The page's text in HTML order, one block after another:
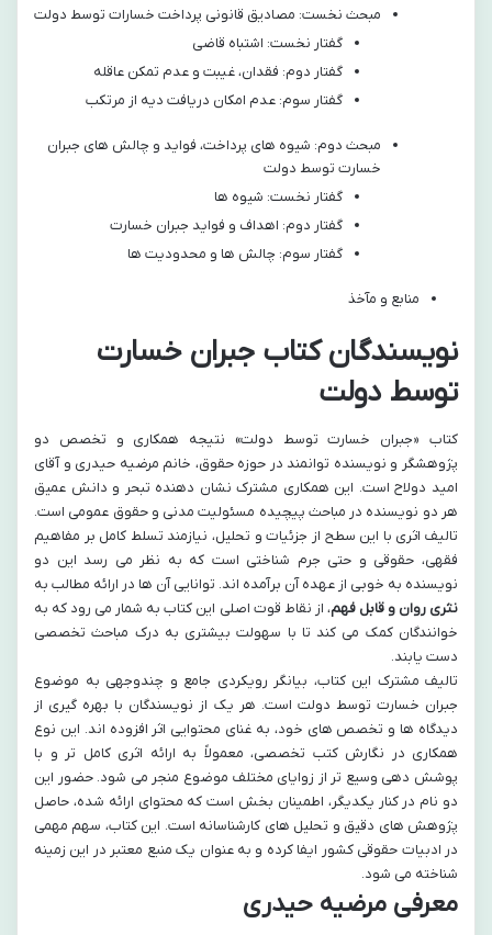
مبحث نخست: مصادیق قانونی پرداخت خسارات توسط دولت
گفتار نخست: اشتباه قاضی
گفتار دوم: فقدان، غیبت و عدم تمکن عاقله
گفتار سوم: عدم امکان دریافت دیه از مرتکب
مبحث دوم: شیوه های پرداخت، فواید و چالش های جبران
خسارت توسط دولت
گفتار نخست: شیوه ها
گفتار دوم: اهداف و فواید جبران خسارت
گفتار سوم: چالش ها و محدودیت ها
منابع و مآخذ
نویسندگان کتاب جبران خسارت
توسط دولت
کتاب «جبران خسارت توسط دولت» نتیجه همکاری و تخصص دو
پژوهشگر و نویسنده توانمند در حوزه حقوق، خانم مرضیه حیدری و آقای
امید دولاح است. این همکاری مشترک نشان دهنده تبحر و دانش عمیق
هر دو نویسنده در مباحث پیچیده مسئولیت مدنی و حقوق عمومی است.
تالیف اثری با این سطح از جزئیات و تحلیل، نیازمند تسلط کامل بر مفاهیم
فقهی، حقوقی و حتی جرم شناختی است که به نظر می رسد این دو
نویسنده به خوبی از عهده آن برآمده اند. توانایی آن ها در ارائه مطالب به
نثری روان و قابل فهم، از نقاط قوت اصلی این کتاب به شمار می رود که به
خوانندگان کمک می کند تا با سهولت بیشتری به درک مباحث تخصصی
دست یابند.
تالیف مشترک این کتاب، بیانگر رویکردی جامع و چندوجهی به موضوع
جبران خسارت توسط دولت است. هر یک از نویسندگان با بهره گیری از
دیدگاه ها و تخصص های خود، به غنای محتوایی اثر افزوده اند. این نوع
همکاری در نگارش کتب تخصصی، معمولاً به ارائه اثری کامل تر و با
پوشش دهی وسیع تر از زوایای مختلف موضوع منجر می شود. حضور این
دو نام در کنار یکدیگر، اطمینان بخش است که محتوای ارائه شده، حاصل
پژوهش های دقیق و تحلیل های کارشناسانه است. این کتاب، سهم مهمی
در ادبیات حقوقی کشور ایفا کرده و به عنوان یک منبع معتبر در این زمینه
شناخته می شود.
معرفی مرضیه حیدری